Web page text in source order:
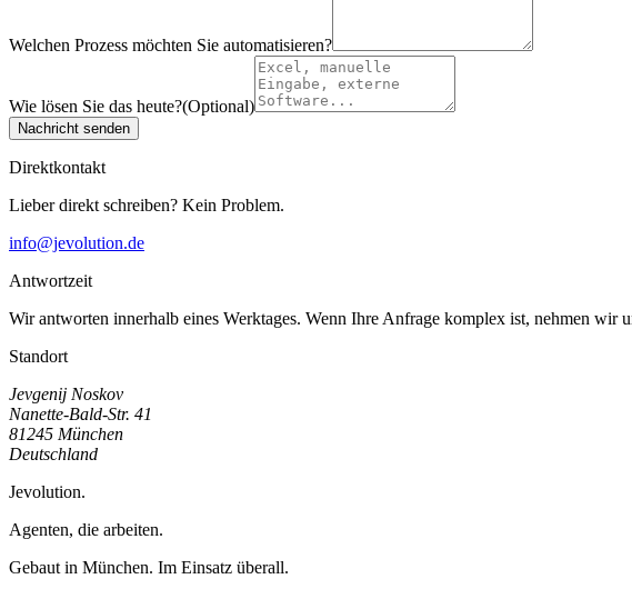
Welchen Prozess möchten Sie automatisieren?
Wie lösen Sie das heute?(Optional)
Nachricht senden
Direktkontakt
Lieber direkt schreiben? Kein Problem.
info@jevolution.de
Antwortzeit
Wir antworten innerhalb eines Werktages. Wenn Ihre Anfrage komplex ist, nehmen wir
Standort
Jevgenij Noskov
Nanette-Bald-Str. 41
81245 München
Deutschland
Jevolution.
Agenten, die arbeiten.
Gebaut in München. Im Einsatz überall.